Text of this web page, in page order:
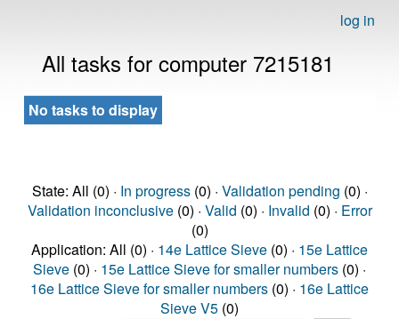
log in
All tasks for computer 7215181
No tasks to display
State: All (0) · In progress(0) · Validation pending (0) ·
Validation inconclusive(0) · Valid (0) · Invalid (0) · Error
(0)
Application: All (0) · 14e Lattice Sieve (0) · 15e Lattice
Sieve (0) · 15e Lattice Sieve for smaller numbers (0) ·
16e Lattice Sieve for smaller numbers (0) · 16e Lattice
Sieve V5 (0)